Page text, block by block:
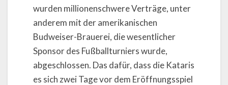
wurden millionenschwere Verträge, unter
anderem mit der amerikanischen
Budweiser-Brauerei, die wesentlicher
Sponsor des Fußballturniers wurde,
abgeschlossen. Das dafür, dass die Kataris
es sich zwei Tage vor dem Eröffnungsspiel